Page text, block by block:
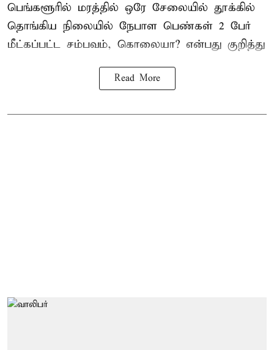
பெங்களூரில் மரத்தில் ஒரே சேலையில் தூக்கில்
தொங்கிய நிலையில் நேபாள பெண்கள் 2 பேர்
மீட்கப்பட்ட சம்பவம், கொலையா? என்பது குறித்து
Read More